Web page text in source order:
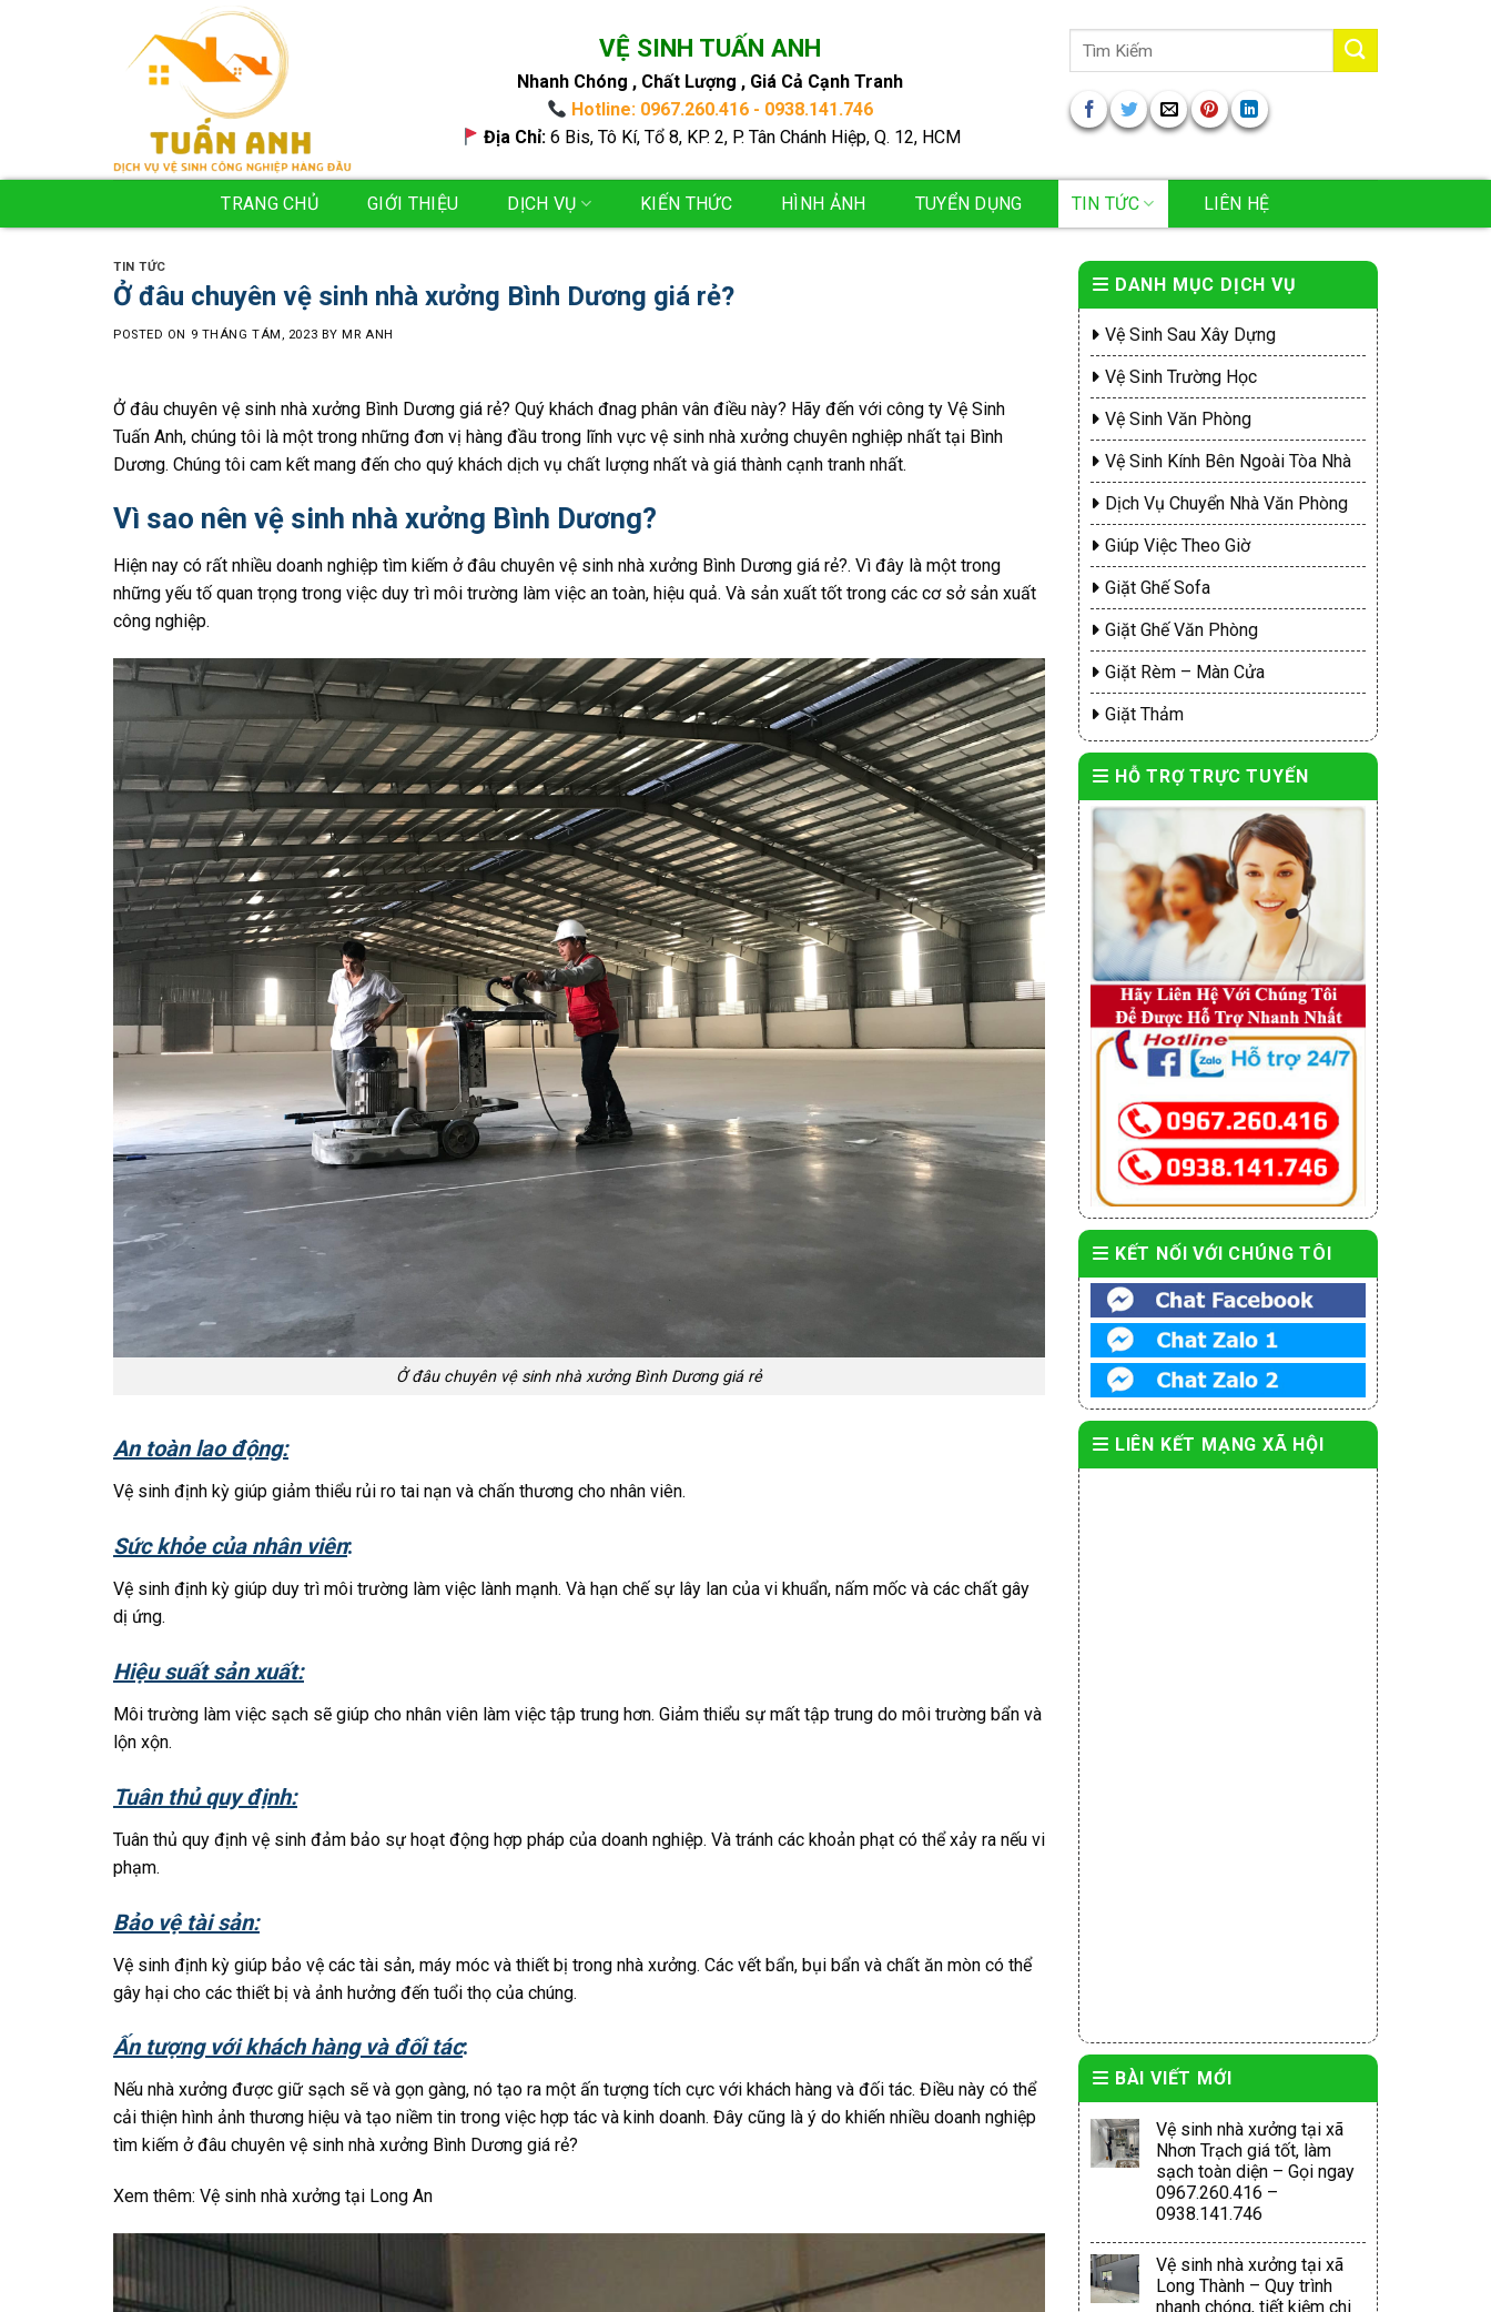
VỆ SINH TUẤN ANH
Nhanh Chóng , Chất Lượng , Giá Cả Cạnh Tranh
Hotline: 0967.260.416 - 0938.141.746
Địa Chỉ:6 Bis, Tô Kí, Tổ 8, KP. 2, P. Tân Chánh Hiệp, Q. 12, HCM
Tìm
TRANG CHỦ GIỚI THIỆU DỊCH VỤ KIẾN THỨC HÌNH ẢNH TUYỂN DỤNG TIN TỨC LIÊN HỆ
TIN TỨC
Ở đâu chuyên vệ sinh nhà xưởng Bình Dương giá rẻ?
POSTED ON 9 THÁNG TÁM, 2023 BYMR ANH
Ở đâu chuyên vệ sinh nhà xưởng Bình Dương giá rẻ? Quý khách đnag phân vân điều này? Hãy đến với công ty Vệ Sinh
Tuấn Anh, chúng tôi là một trong những đơn vị hàng đầu trong lĩnh vực vệ sinh nhà xưởng chuyên nghiệp nhất tại Bình
Dương. Chúng tôi cam kết mang đến cho quý khách dịch vụ chất lượng nhất và giá thành cạnh tranh nhất.
Vì sao nên vệ sinh nhà xưởng Bình Dương?
Hiện nay có rất nhiều doanh nghiệp tìm kiếm ở đâu chuyên vệ sinh nhà xưởng Bình Dương giá rẻ?. Vì đây là một trong
những yếu tố quan trọng trong việc duy trì môi trường làm việc an toàn, hiệu quả. Và sản xuất tốt trong các cơ sở sản xuất
công nghiệp.
Ở đâu chuyên vệ sinh nhà xưởng Bình Dương giá rẻ
An toàn lao động:
Vệ sinh định kỳ giúp giảm thiểu rủi ro tai nạn và chấn thương cho nhân viên.
Sức khỏe của nhân viên:
Vệ sinh định kỳ giúp duy trì môi trường làm việc lành mạnh. Và hạn chế sự lây lan của vi khuẩn, nấm mốc và các chất gây
dị ứng.
Hiệu suất sản xuất:
Môi trường làm việc sạch sẽ giúp cho nhân viên làm việc tập trung hơn. Giảm thiểu sự mất tập trung do môi trường bẩn và
lộn xộn.
Tuân thủ quy định:
Tuân thủ quy định vệ sinh đảm bảo sự hoạt động hợp pháp của doanh nghiệp. Và tránh các khoản phạt có thể xảy ra nếu vi
phạm.
Bảo vệ tài sản:
Vệ sinh định kỳ giúp bảo vệ các tài sản, máy móc và thiết bị trong nhà xưởng. Các vết bẩn, bụi bẩn và chất ăn mòn có thể
gây hại cho các thiết bị và ảnh hưởng đến tuổi thọ của chúng.
Ấn tượng với khách hàng và đối tác:
Nếu nhà xưởng được giữ sạch sẽ và gọn gàng, nó tạo ra một ấn tượng tích cực với khách hàng và đối tác. Điều này có thể
cải thiện hình ảnh thương hiệu và tạo niềm tin trong việc hợp tác và kinh doanh. Đây cũng là ý do khiến nhiều doanh nghiệp
tìm kiếm ở đâu chuyên vệ sinh nhà xưởng Bình Dương giá rẻ?
Xem thêm: Vệ sinh nhà xưởng tại Long An
DANH MỤC DỊCH VỤ
Vệ Sinh Sau Xây Dựng
Vệ Sinh Trường Học
Vệ Sinh Văn Phòng
Vệ Sinh Kính Bên Ngoài Tòa Nhà
Dịch Vụ Chuyển Nhà Văn Phòng
Giúp Việc Theo Giờ
Giặt Ghế Sofa
Giặt Ghế Văn Phòng
Giặt Rèm – Màn Cửa
Giặt Thảm
HỖ TRỢ TRỰC TUYẾN
KẾT NỐI VỚI CHÚNG TÔI
LIÊN KẾT MẠNG XÃ HỘI
BÀI VIẾT MỚI
Vệ sinh nhà xưởng tại xã
Nhơn Trạch giá tốt, làm
sạch toàn diện – Gọi ngay
0967.260.416 –
0938.141.746
Vệ sinh nhà xưởng tại xã
Long Thành – Quy trình
nhanh chóng, tiết kiệm chi